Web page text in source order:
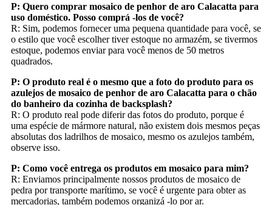
P: Quero comprar mosaico de penhor de aro Calacatta para
uso doméstico. Posso comprá -los de você?
R: Sim, podemos fornecer uma pequena quantidade para você, se
o estilo que você escolher tiver estoque no armazém, se tivermos
estoque, podemos enviar para você menos de 50 metros
quadrados.
P: O produto real é o mesmo que a foto do produto para os
azulejos de mosaico de penhor de aro Calacatta para o chão
do banheiro da cozinha de backsplash?
R: O produto real pode diferir das fotos do produto, porque é
uma espécie de mármore natural, não existem dois mesmos peças
absolutas dos ladrilhos de mosaico, mesmo os azulejos também,
observe isso.
P: Como você entrega os produtos em mosaico para mim?
R: Enviamos principalmente nossos produtos de mosaico de
pedra por transporte marítimo, se você é urgente para obter as
mercadorias, também podemos organizá -lo por ar.